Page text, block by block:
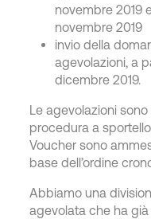
novembre 2019
novembre 2019
invio della
agevolazioni, a
dicembre 2019.
Le agevolazioni
procedura a
Voucher sono
base dell’ordine
Abbiamo una
agevolata che ha